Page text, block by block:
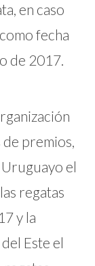
en caso
fecha
de 2017.
premios,
el
regatas
y la
Este el